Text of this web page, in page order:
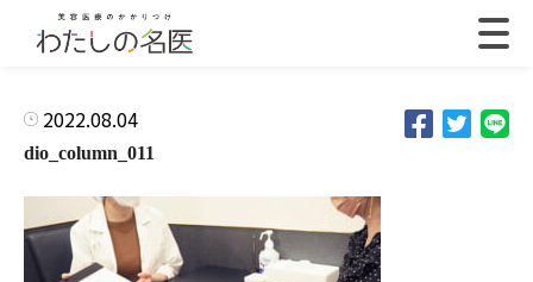
2022.08.04
dio_column_011